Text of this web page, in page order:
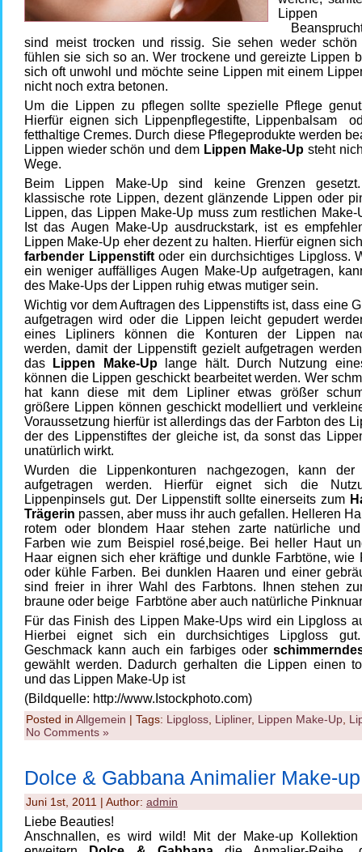
sind meist trocken und rissig. Sie sehen weder schön
fühlen sie sich so an. Wer trockene und gereizte Lippen
sich oft unwohl und möchte seine Lippen mit einem
nicht noch extra betonen.
Um die Lippen zu pflegen sollte spezielle Pflege
Hierfür eignen sich Lippenpflegestifte, Lippenbalsam
fetthaltige Cremes. Durch diese Pflegeprodukte werden
Lippen wieder schön und dem Lippen Make-Up steht
Wege.
Beim Lippen Make-Up sind keine Grenzen
klassische rote Lippen, dezent glänzende Lippen oder
Lippen, das Lippen Make-Up muss zum restlichen Make-
Ist das Augen Make-Up ausdruckstark, ist es
Lippen Make-Up eher dezent zu halten. Hierfür eignen
farbender Lippenstiftoder ein durchsichtiges Lipgloss.
ein weniger auffälliges Augen Make-Up aufgetragen,
des Make-Ups der Lippen ruhig etwas mutiger sein.
Wichtig vor dem Auftragen des Lippenstifts ist, dass eine
aufgetragen wird oder die Lippen leicht gepudert
eines Lipliners können die Konturen der Lippen
werden, damit der Lippenstift gezielt aufgetragen
das
Lippen Make-Uplange hält. Durch Nutzung
können die Lippen geschickt bearbeitet werden. Wer
hat kann diese mit dem Lipliner etwas größer
größere Lippen können geschickt modelliert und
Voraussetzung hierfür ist allerdings das der Farbton des
der des Lippenstiftes der gleiche ist, da sonst das
unatürlich wirkt.
Wurden die Lippenkonturen nachgezogen, kann der
aufgetragen werden. Hierfür eignet sich die
Lippenpinsels gut. Der Lippenstift sollte einerseits zum
Trägerin passen, aber muss ihr auch gefallen. Helleren
rotem oder blondem Haar stehen zarte natürliche
Farben wie zum Beispiel rosé,beige. Bei heller Haut
Haar eignen sich eher kräftige und dunkle Farbtöne, wie
oder kühle Farben. Bei dunklen Haaren und einer
sind freier in ihrer Wahl des Farbtons. Ihnen stehen
braune oder beige Farbtöne aber auch natürliche
Für das Finish des Lippen Make-Ups wird ein Lipgloss
Hierbei eignet sich ein durchsichtiges Lipgloss
Geschmack kann auch ein farbiges oder
gewählt werden. Dadurch gerhalten die Lippen einen
und das Lippen Make-Up ist
(Bildquelle: http://www.Istockphoto.com)
Posted in Allgemein | Tags: Lipgloss Lipliner, Lippen Make-Up
No Comments »
Dolce & Gabbana Animalier Make-up
Juni 1st, 2011 | Author: admin
Liebe Beauties!
Anschnallen, es wird wild! Mit der Make-up